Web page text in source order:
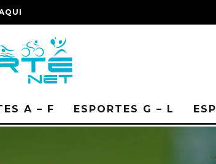
A – F ESPORTES G – L